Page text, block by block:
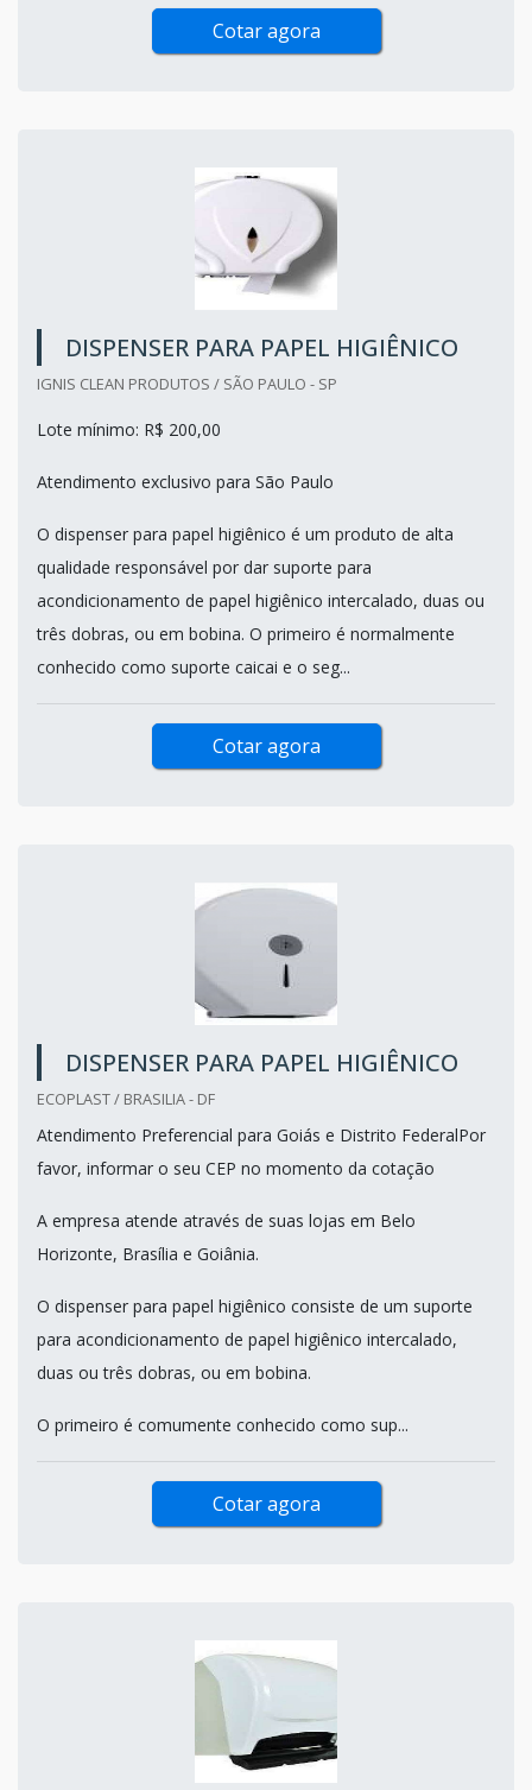
Cotar agora
DISPENSER PARA PAPEL HIGIÊNICO
IGNIS CLEAN PRODUTOS / SÃO PAULO - SP
Lote mínimo: R$ 200,00
Atendimento exclusivo para São Paulo
O dispenser para papel higiênico é um produto de alta
qualidade responsável por dar suporte para
acondicionamento de papel higiênico intercalado, duas ou
três dobras, ou em bobina. O primeiro é normalmente
conhecido como suporte caicai e o seg...
Cotar agora
DISPENSER PARA PAPEL HIGIÊNICO
ECOPLAST / BRASILIA - DF
Atendimento Preferencial para Goiás e Distrito FederalPor
favor, informar o seu CEP no momento da cotação
A empresa atende através de suas lojas em Belo
Horizonte, Brasília e Goiânia.
O dispenser para papel higiênico consiste de um suporte
para acondicionamento de papel higiênico intercalado,
duas ou três dobras, ou em bobina.
O primeiro é comumente conhecido como sup...
Cotar agora